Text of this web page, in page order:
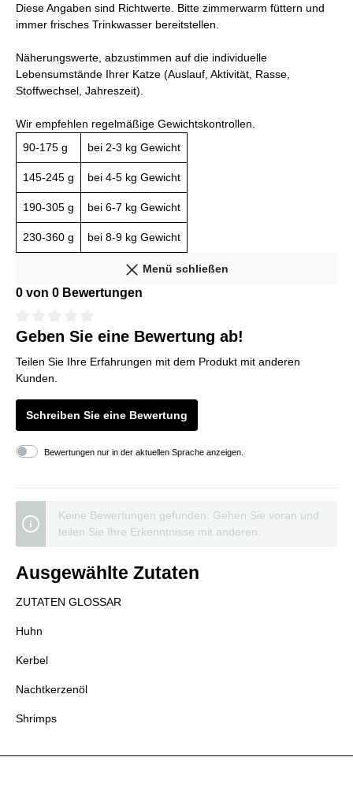
Diese Angaben sind Richtwerte. Bitte zimmerwarm füttern und
immer frisches Trinkwasser bereitstellen.
Näherungswerte, abzustimmen auf die individuelle
Lebensumstände Ihrer Katze (Auslauf, Aktivität, Rasse,
Stoffwechsel, Jahreszeit).
Wir empfehlen regelmäßige Gewichtskontrollen.
90-175 g
bei 2-3 kg Gewicht
145-245 g bei 4-5 kg Gewicht
190-305 g bei 6-7 kg Gewicht
230-360 g bei 8-9 kg Gewicht
Menü schließen
0 von 0 Bewertungen
Geben Sie eine Bewertung ab!
Teilen Sie Ihre Erfahrungen mit dem Produkt mit anderen
Kunden.
Schreiben Sie eine Bewertung
Bewertungen nur in der aktuellen Sprache anzeigen.
Keine Bewertungen gefunden. Gehen Sie voran und
teilen Sie Ihre Erkenntnisse mit anderen.
Ausgewählte Zutaten
ZUTATEN GLOSSAR
Huhn
Kerbel
Nachtkerzenöl
Shrimps